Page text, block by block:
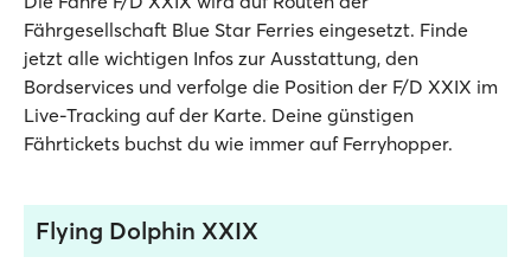
Fährgesellschaft Blue Star Ferries eingesetzt. Finde
jetzt alle wichtigen Infos zur Ausstattung, den
Bordservices und verfolge die Position der F/D XXIX im
Live-Tracking auf der Karte. Deine günstigen
Fährtickets buchst du wie immer auf Ferryhopper.
Flying Dolphin XXIX